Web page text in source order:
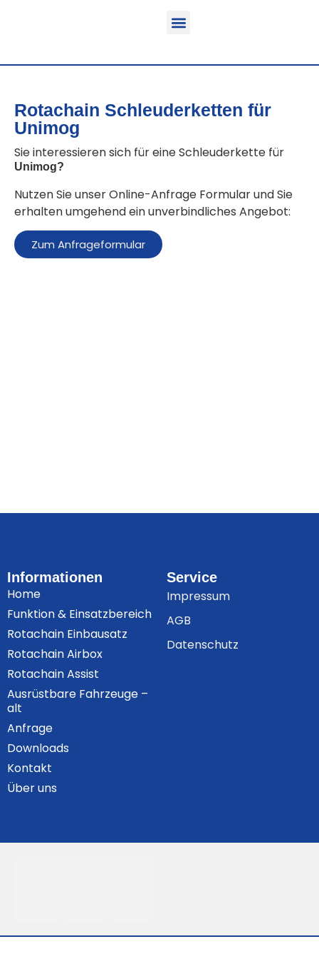
Rotachain Schleuderketten für
Unimog
Sie interessieren sich für eine Schleuderkette für
Unimog?
Nutzen Sie unser Online-Anfrage Formular und Sie
erhalten umgehend ein unverbindliches Angebot:
Zum Anfrageformular
Informationen
Home
Funktion & Einsatzbereich
Rotachain Einbausatz
Rotachain Airbox
Rotachain Assist
Ausrüstbare Fahrzeuge –
alt
Anfrage
Downloads
Kontakt
Über uns
Service
Impressum
AGB
Datenschutz